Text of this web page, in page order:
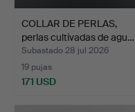
COLLAR DE PERLAS,
perlas cultivadas de agu…
Subastado 28 jul 2026
19 pujas
171 USD